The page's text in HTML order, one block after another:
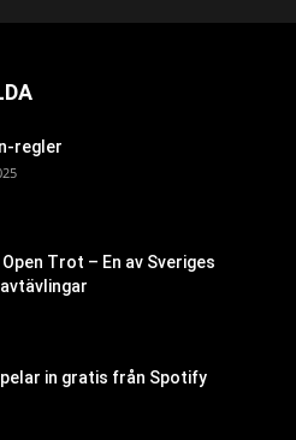
regler
Trot – En av Sveriges
in gratis från Spotify